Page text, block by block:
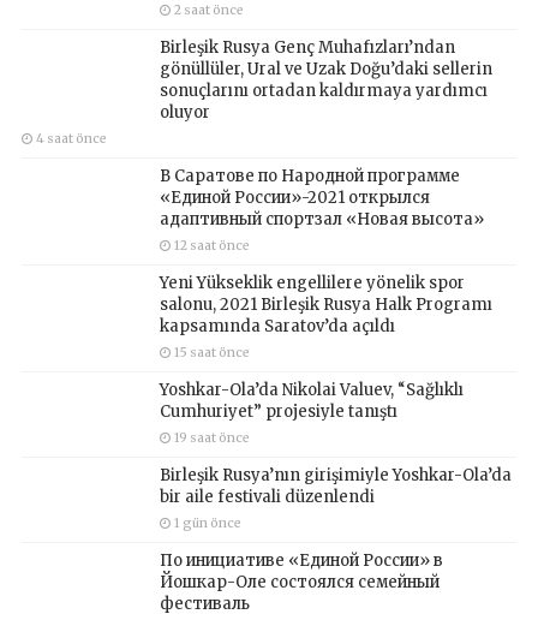
2 saat önce
Birleşik Rusya Genç Muhafızları’ndan
gönüllüler, Ural ve Uzak Doğu’daki sellerin
sonuçlarını ortadan kaldırmaya yardımcı
oluyor
4 saat önce
В Саратове по Народной программе
«Единой России»-2021 открылся
адаптивный спортзал «Новая высота»
12 saat önce
Yeni Yükseklik engellilere yönelik spor
salonu, 2021 Birleşik Rusya Halk Programı
kapsamında Saratov’da açıldı
15 saat önce
Yoshkar-Ola’da Nikolai Valuev, “Sağlıklı
Cumhuriyet” projesiyle tanıştı
19 saat önce
Birleşik Rusya’nın girişimiyle Yoshkar-Ola’da
bir aile festivali düzenlendi
1 gün önce
По инициативе «Единой России» в
Йошкар-Оле состоялся семейный
фестиваль